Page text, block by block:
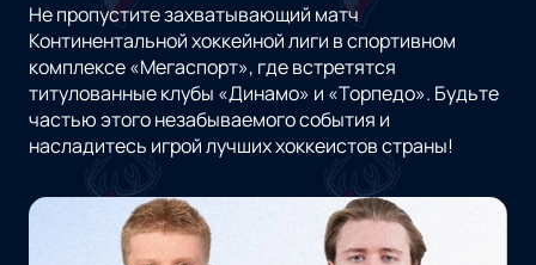
Не пропустите захватывающий матч
Континентальной хоккейной лиги в спортивном
комплексе «Мегаспорт», где встретятся
титулованные клубы «Динамо» и «Торпедо». Будьте
частью этого незабываемого события и
насладитесь игрой лучших хоккеистов страны!